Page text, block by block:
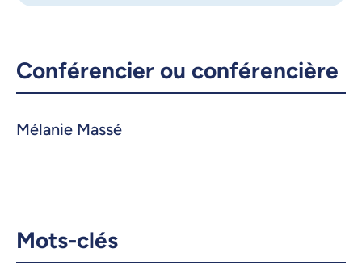
Conférencier ou conférencière
Mélanie Massé
Mots-clés